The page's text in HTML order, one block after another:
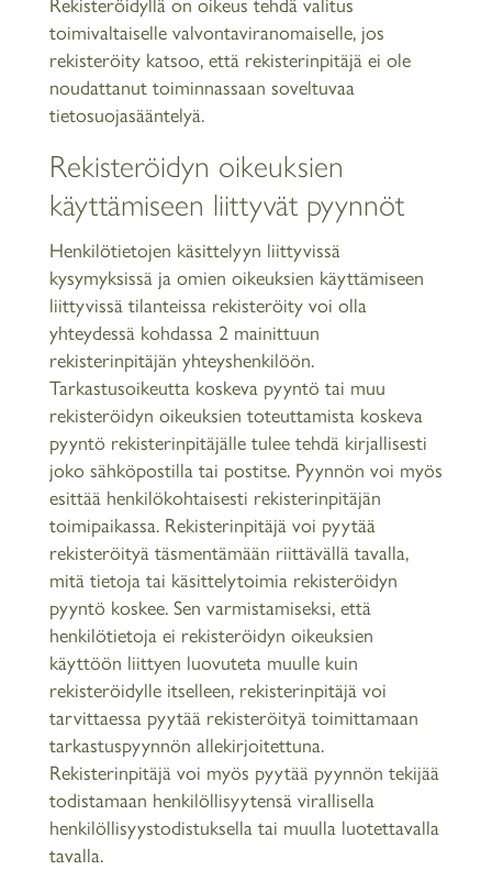
toimivaltaiselle valvontaviranomaiselle, jos
rekisteröity katsoo, että rekisterinpitäjä ei ole
noudattanut toiminnassaan soveltuvaa
tietosuojasääntelyä.
Rekisteröidyn oikeuksien
käyttämiseen liittyvät pyynnöt
Henkilötietojen käsittelyyn liittyvissä
kysymyksissä ja omien oikeuksien käyttämiseen
liittyvissä tilanteissa rekisteröity voi olla
yhteydessä kohdassa 2 mainittuun
rekisterinpitäjän yhteyshenkilöön.
Tarkastusoikeutta koskeva pyyntö tai muu
rekisteröidyn oikeuksien toteuttamista koskeva
pyyntö rekisterinpitäjälle tulee tehdä kirjallisesti
joko sähköpostilla tai postitse. Pyynnön voi myös
esittää henkilökohtaisesti rekisterinpitäjän
toimipaikassa. Rekisterinpitäjä voi pyytää
rekisteröityä täsmentämään riittävällä tavalla,
mitä tietoja tai käsittelytoimia rekisteröidyn
pyyntö koskee. Sen varmistamiseksi, että
henkilötietoja ei rekisteröidyn oikeuksien
käyttöön liittyen luovuteta muulle kuin
rekisteröidylle itselleen, rekisterinpitäjä voi
tarvittaessa pyytää rekisteröityä toimittamaan
tarkastuspyynnön allekirjoitettuna.
Rekisterinpitäjä voi myös pyytää pyynnön tekijää
todistamaan henkilöllisyytensä virallisella
henkilöllisyystodistuksella tai muulla luotettavalla
tavalla.